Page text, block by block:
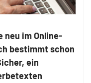
neu im Online-
bestimmt schon
ein